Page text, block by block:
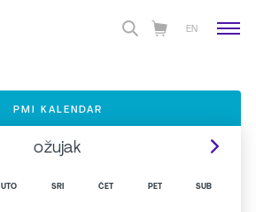
EN
PMI KALENDAR
ožujak
UTO SRI ČET PET SUB